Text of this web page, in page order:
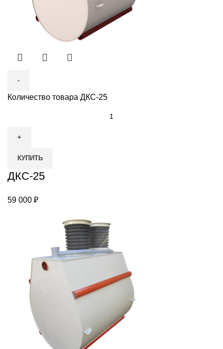
Количество товара ДКС-25
КУПИТЬ
ДКС-25
59 000 ₽